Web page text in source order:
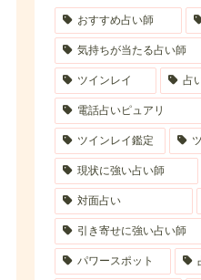
おすすめ占い師
気持ちが当たる占い師
ツインレイ 占
電話占いピュアリ
ツインレイ鑑定
現状に強い占い師
対面占い
引き寄せに強い占い師
パワースポット